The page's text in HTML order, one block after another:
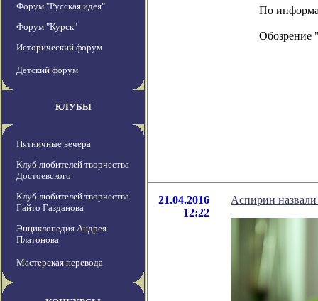
Форум "Русская идея"
Форум "Курск"
Исторический форум
Детский форум
КЛУБЫ
Пятничные вечера
Клуб любителей творчества
Достоевского
Клуб любителей творчества
Гайто Газданова
Энциклопедия Андрея
Платонова
Мастерская перевода
По
Обозрение
21.04.2016
12:22
Аспирин назвали